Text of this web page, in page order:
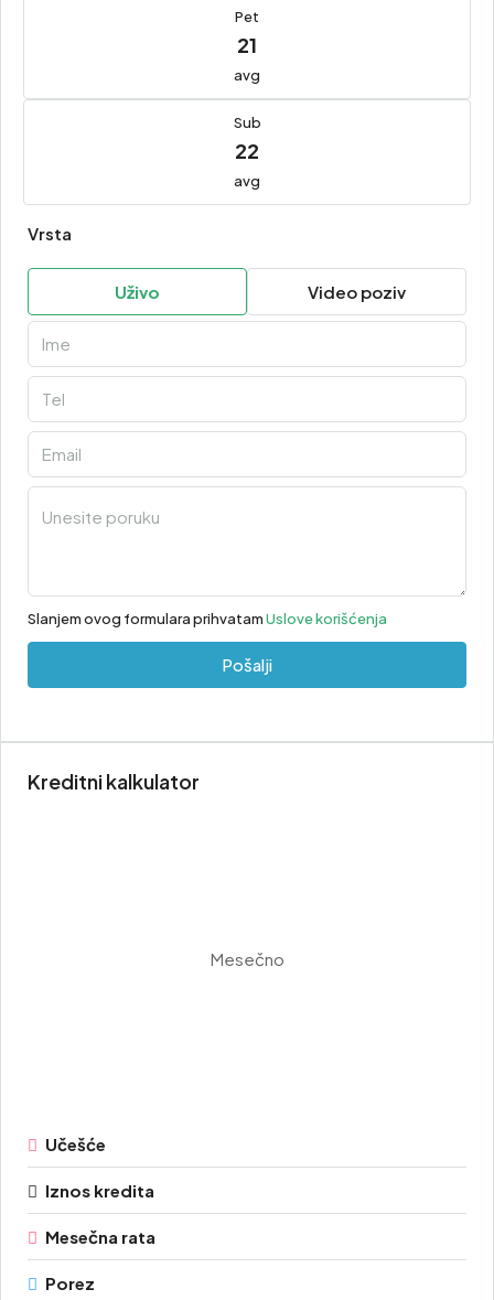
Pet
21
avg
Sub
22
avg
Vrsta
Uživo Video poziv
Slanjem ovog formulara prihvatamUslove korišćenja
Pošalji
Kreditni kalkulator
Mesečno
Učešće
Iznos kredita
Mesečna rata
Porez